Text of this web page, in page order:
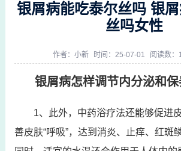
银屑病能吃泰尔丝吗 银
丝吗女性
作者： 小新 时间：25-07-01 阅读数：
银屑病怎样调节内分泌和
1、此外，中药浴疗法还能够促进
善皮肤“呼吸”，达到消炎、止痒、红斑